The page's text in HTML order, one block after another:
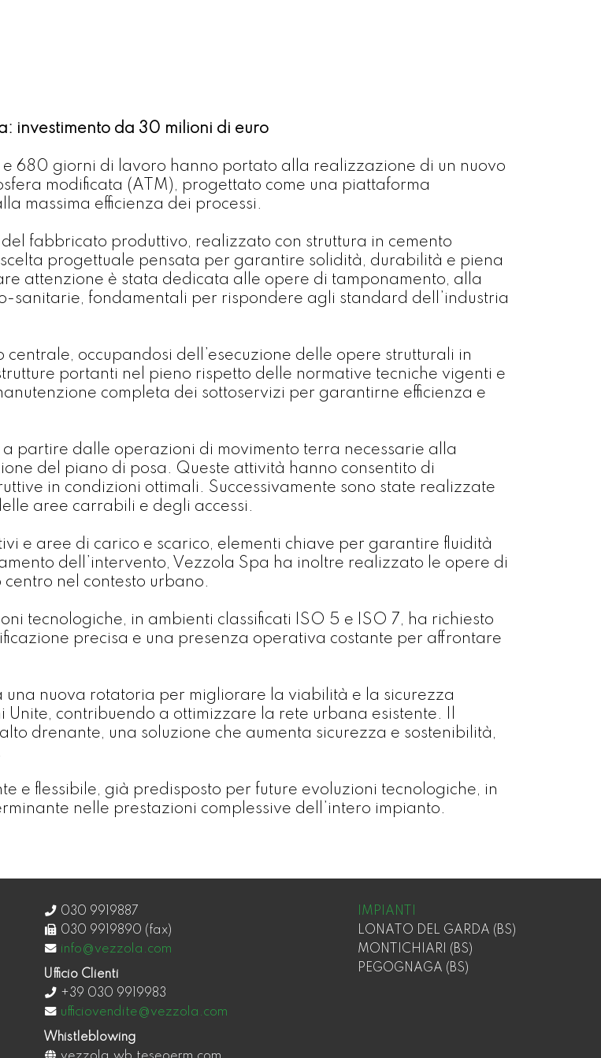
investimento da 30 milioni di euro
680 giorni di lavoro hanno portato alla realizzazione di un nuovo
modificata (ATM), progettato come una piattaforma
massima efficienza dei processi.
fabbricato produttivo, realizzato con struttura in cemento
progettuale pensata per garantire solidità, durabilità e piena
attenzione è stata dedicata alle opere di tamponamento, alla
sanitarie, fondamentali per rispondere agli standard dell’industria
occupandosi dell’esecuzione delle opere strutturali in
portanti nel pieno rispetto delle normative tecniche vigenti e
completa dei sottoservizi per garantirne efficienza e
partire dalle operazioni di movimento terra necessarie alla
del piano di posa. Queste attività hanno consentito di
in condizioni ottimali. Successivamente sono state realizzate
aree carrabili e degli accessi.
e aree di carico e scarico, elementi chiave per garantire fluidità
dell’intervento, Vezzola Spa ha inoltre realizzato le opere di
nel contesto urbano.
tecnologiche, in ambienti classificati ISO 5 e ISO 7, ha richiesto
precisa e una presenza operativa costante per affrontare
nuova rotatoria per migliorare la viabilità e la sicurezza
contribuendo a ottimizzare la rete urbana esistente. Il
drenante, una soluzione che aumenta sicurezza e sostenibilità,
e flessibile, già predisposto per future evoluzioni tecnologiche, in
nelle prestazioni complessive dell’intero impianto.
030 9919887
030 9919890 (fax)
info@vezzola.com
Ufficio Clienti
+39 030 9919983
ufficiovendite@vezzola.com
Whistleblowing
IMPIANTI
LONATO DEL GARDA (BS)
MONTICHIARI (BS)
PEGOGNAGA (BS)